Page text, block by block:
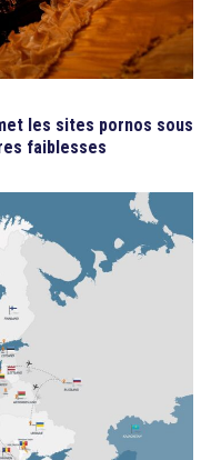
les sites pornos sous
faiblesses